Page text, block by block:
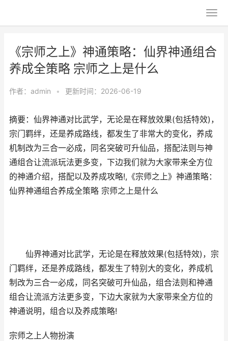
《宗师之上》神通策略：仙界神通组合
养成全策略 宗师之上是什么
作者： admin • 更新时间：2026-06-19
摘要：仙界神通对比武学，无论是在释放效果(包括特效)，
宗门羁绊，还是养成路线，都发生了非常大的变化，养成
机制改为三合一必成，同名突破可升仙品，搭配法则与神
通组合让流派玩法更多变，下边我们就为大家带来全方位
的神通介绍，搭配以及养成攻略!,《宗师之上》神通策略：
仙界神通组合养成全策略 宗师之上是什么
仙界神通对比武学，无论是在释放效果(包括特效)，宗
门羁绊，还是养成路线，都发生了特别大的变化，养成机
制改为三合一必成，同名突破可升仙品，组合法则和神通
组合让流派方法更多变，下边大家就为大家带来全方位的
神通说明，组合以及养成策略!
宗师之上人物扮演